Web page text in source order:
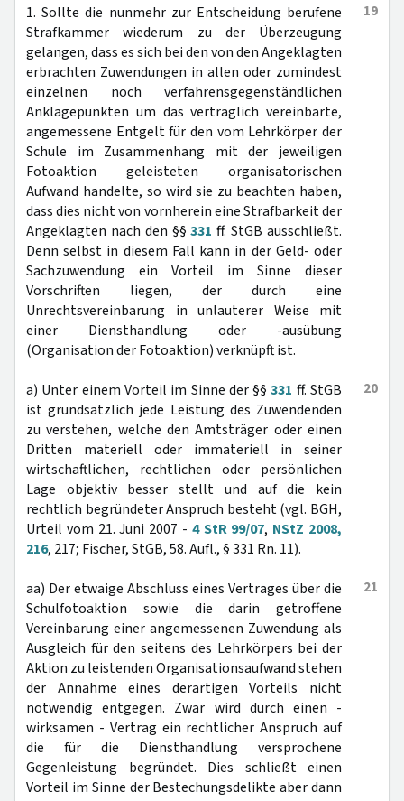
19
1. Sollte die nunmehr zur Entscheidung berufene
Strafkammer wiederum zu der Überzeugung
gelangen, dass es sich bei den von den Angeklagten
erbrachten Zuwendungen in allen oder zumindest
einzelnen noch verfahrensgegenständlichen
Anklagepunkten um das vertraglich vereinbarte,
angemessene Entgelt für den vom Lehrkörper der
Schule im Zusammenhang mit der jeweiligen
Fotoaktion geleisteten organisatorischen
Aufwand handelte, so wird sie zu beachten haben,
dass dies nicht von vornherein eine Strafbarkeit der
Angeklagten nach den §§331 ff. StGB ausschließt.
Denn selbst in diesem Fall kann in der Geld- oder
Sachzuwendung ein Vorteil im Sinne dieser
Vorschriften liegen, der durch eine
Unrechtsvereinbarung in unlauterer Weise mit
einer Diensthandlung oder -ausübung
(Organisation der Fotoaktion) verknüpft ist.
20
a) Unter einem Vorteil im Sinne der §§331 ff. StGB
ist grundsätzlich jede Leistung des Zuwendenden
zu verstehen, welche den Amtsträger oder einen
Dritten materiell oder immateriell in seiner
wirtschaftlichen, rechtlichen oder persönlichen
Lage objektiv besser stellt und auf die kein
rechtlich begründeter Anspruch besteht (vgl. BGH,
Urteil vom 21. Juni 2007 - 4 StR 99/07, NStZ 2008,
216, 217; Fischer, StGB, 58. Aufl., § 331 Rn. 11).
21
aa) Der etwaige Abschluss eines Vertrages über die
Schulfotoaktion sowie die darin getroffene
Vereinbarung einer angemessenen Zuwendung als
Ausgleich für den seitens des Lehrkörpers bei der
Aktion zu leistenden Organisationsaufwand stehen
der Annahme eines derartigen Vorteils nicht
notwendig entgegen. Zwar wird durch einen -
wirksamen - Vertrag ein rechtlicher Anspruch auf
die für die Diensthandlung versprochene
Gegenleistung begründet. Dies schließt einen
Vorteil im Sinne der Bestechungsdelikte aber dann